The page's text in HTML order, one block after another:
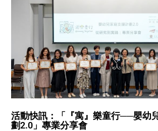
活動快訊：「『寓』樂童行──嬰幼
劃2.0」專業分享會